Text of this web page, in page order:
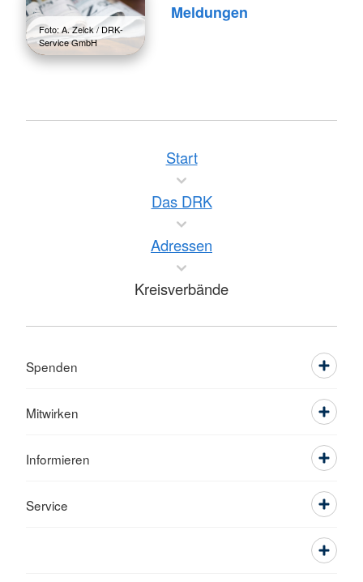
Foto: A. Zelck / DRK-
Service GmbH
Meldungen
Start
Das DRK
Adressen
Kreisverbände
Spenden
Mitwirken
Informieren
Service